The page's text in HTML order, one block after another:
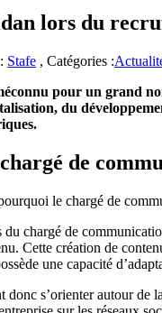
lors du
Stafe , Catégories :
pour un grand
du
de
le chargé de
du chargé de
Cette création de
une capacité
donc s’orienter autour